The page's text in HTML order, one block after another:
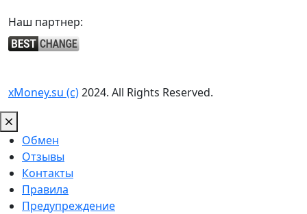
Наш партнер:
xMoney.su (c)2024. All Rights Reserved.
Обмен
Отзывы
Контакты
Правила
Предупреждение